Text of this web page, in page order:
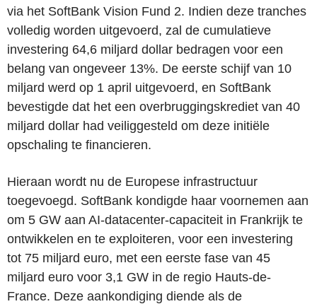
via het SoftBank Vision Fund 2. Indien deze tranches
volledig worden uitgevoerd, zal de cumulatieve
investering 64,6 miljard dollar bedragen voor een
belang van ongeveer 13%. De eerste schijf van 10
miljard werd op 1 april uitgevoerd, en SoftBank
bevestigde dat het een overbruggingskrediet van 40
miljard dollar had veiliggesteld om deze initiële
opschaling te financieren.
Hieraan wordt nu de Europese infrastructuur
toegevoegd. SoftBank kondigde haar voornemen aan
om 5 GW aan AI-datacenter-capaciteit in Frankrijk te
ontwikkelen en te exploiteren, voor een investering
tot 75 miljard euro, met een eerste fase van 45
miljard euro voor 3,1 GW in de regio Hauts-de-
France. Deze aankondiging diende als de